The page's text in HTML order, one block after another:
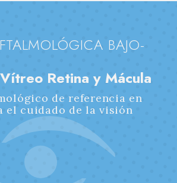
BAJO-
Retina y Mácula
de referencia en
el cuidado de la visión